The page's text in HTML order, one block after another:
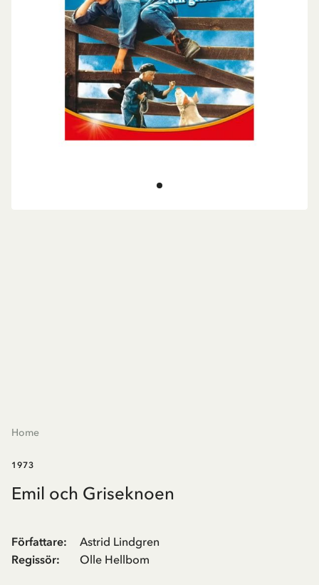
Home
1973
Emil och Griseknoen
Författare:
Astrid Lindgren
Regissör: Olle Hellbom